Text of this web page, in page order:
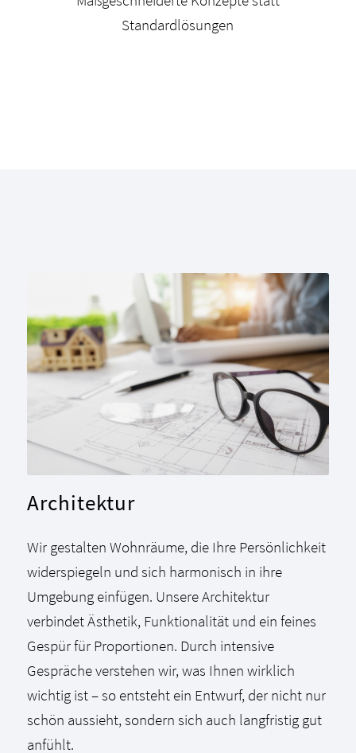
Standardlösungen
Architektur
Wir gestalten Wohnräume, die Ihre Persönlichkeit
widerspiegeln und sich harmonisch in ihre
Umgebung einfügen. Unsere Architektur
verbindet Ästhetik, Funktionalität und ein feines
Gespür für Proportionen. Durch intensive
Gespräche verstehen wir, was Ihnen wirklich
wichtig ist – so entsteht ein Entwurf, der nicht nur
schön aussieht, sondern sich auch langfristig gut
anfühlt.